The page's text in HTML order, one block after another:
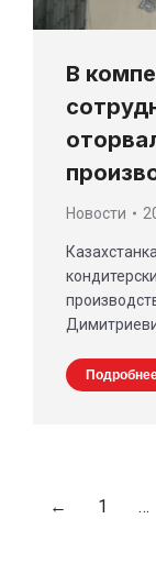
В
Новости
← 1 …